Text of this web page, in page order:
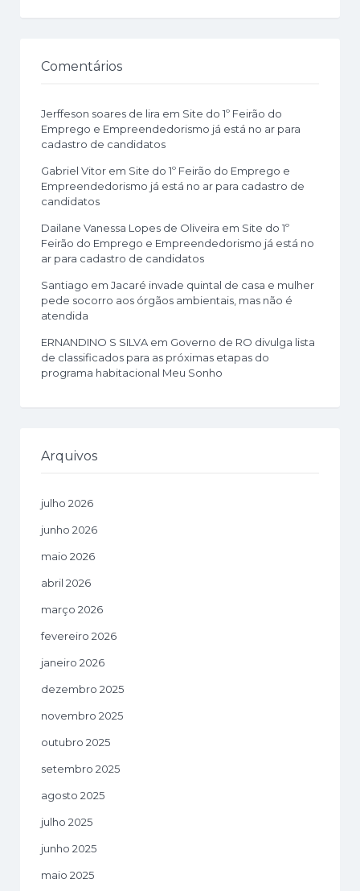
Comentários
Jerffeson soares de lira em Site do 1º Feirão do
Emprego e Empreendedorismo já está no ar para
cadastro de candidatos
Gabriel Vitor em Site do 1º Feirão do Emprego e
Empreendedorismo já está no ar para cadastro de
candidatos
Dailane Vanessa Lopes de Oliveira em Site do 1º
Feirão do Emprego e Empreendedorismo já está no
ar para cadastro de candidatos
Santiago em Jacaré invade quintal de casa e mulher
pede socorro aos órgãos ambientais, mas não é
atendida
ERNANDINO S SILVA em Governo de RO divulga lista
de classificados para as próximas etapas do
programa habitacional Meu Sonho
Arquivos
julho 2026
junho 2026
maio 2026
abril 2026
março 2026
fevereiro 2026
janeiro 2026
dezembro 2025
novembro 2025
outubro 2025
setembro 2025
agosto 2025
julho 2025
junho 2025
maio 2025